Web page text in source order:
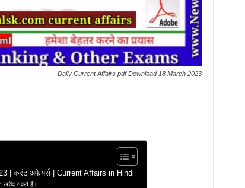
Daily Current Affairs pdf Download 18 March 2023
| करंट अफेयर्स | Current Affairs in Hindi
खरीद सकते हैं।